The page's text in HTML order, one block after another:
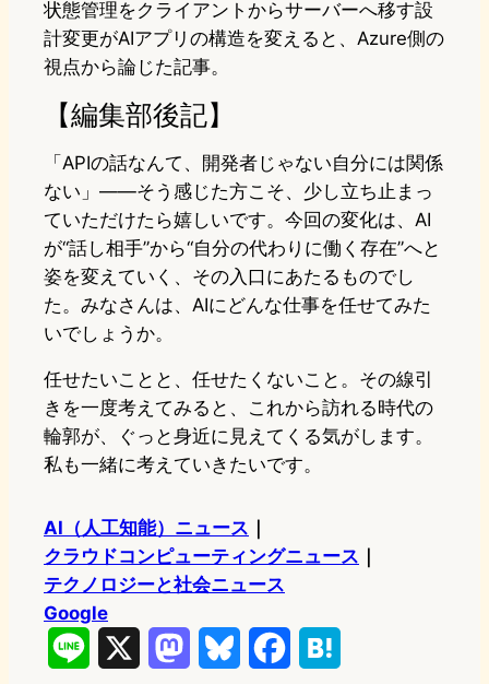
状態管理をクライアントからサーバーへ移す設
計変更がAIアプリの構造を変えると、Azure側の
視点から論じた記事。
【編集部後記】
「APIの話なんて、開発者じゃない自分には関係
ない」——そう感じた方こそ、少し立ち止まっ
ていただけたら嬉しいです。今回の変化は、AI
が“話し相手”から“自分の代わりに働く存在”へと
姿を変えていく、その入口にあたるものでし
た。みなさんは、AIにどんな仕事を任せてみた
いでしょうか。
任せたいことと、任せたくないこと。その線引
きを一度考えてみると、これから訪れる時代の
輪郭が、ぐっと身近に見えてくる気がします。
私も一緒に考えていきたいです。
AI（人工知能）ニュース ｜
クラウドコンピューティングニュース ｜
テクノロジーと社会ニュース
Google